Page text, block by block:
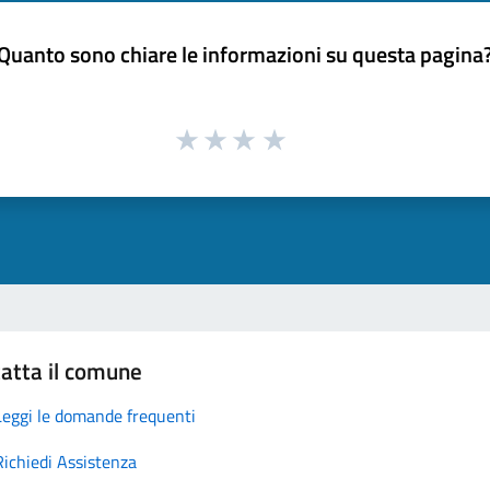
sono chiare le informazioni su questa
il comune
le domande frequenti
Assistenza